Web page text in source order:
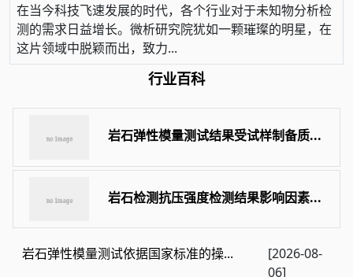
在当今科技飞速发展的时代，各个行业对于未知物分析检
测的需求日益增长。微析研究院犹如一颗璀璨的明星，在
这片领域中脱颖而出，致力...
行业百科
岩石弹性模量测试结果受试样制备质...
岩石检测抗压强度检测结果影响因素...
岩石弹性模量测试依据国家标准的操...
[2026-08-
06]